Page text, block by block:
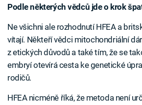
Podle některých vědců jde o krok
Ne všichni ale rozhodnutí HFEA a
vítají. Někteří vědci mitochondriální
z etických důvodů a také tím, že se
embryí otevírá cesta ke genetické
rodičů.
HFEA nicméně říká, že metoda není